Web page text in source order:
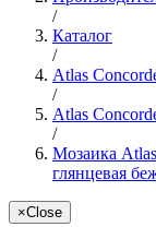
/
Каталог
/
Atlas
/
Atlas
/
Мозаика
глянцевая
×Close